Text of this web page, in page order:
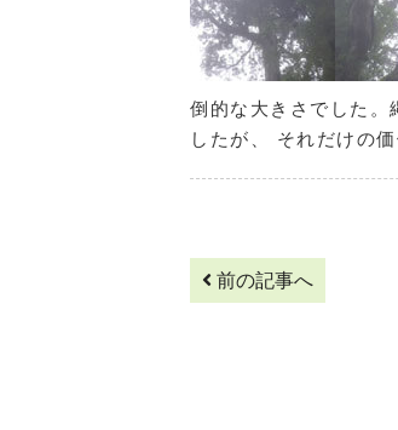
倒的な大きさでした。
したが、 それだけの
前の記事へ